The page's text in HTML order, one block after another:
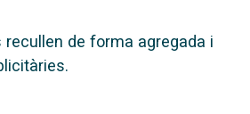
de forma agregada i